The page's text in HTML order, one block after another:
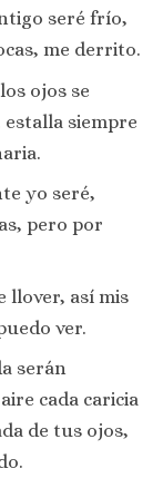
seré frío,
me derrito.
ojos se
siempre
yo seré,
pero por
llover, así mis
ver.
serán
cada caricia
de tus ojos,